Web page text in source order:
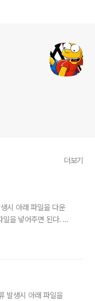
더보기
시 아래 파일을 다운
일을 넣어주면 된다. 3
발생시 아래 파일을